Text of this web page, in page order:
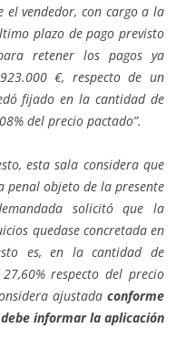
el vendedor, con cargo a la
plazo de pago previsto
retener los pagos ya
€, respecto de un
fijado en la cantidad de
del precio pactado”.
esta sala considera que
penal objeto de la presente
solicitó que la
quedase concretada en
es, en la cantidad de
respecto del precio
ajustada conforme
informar la aplicación